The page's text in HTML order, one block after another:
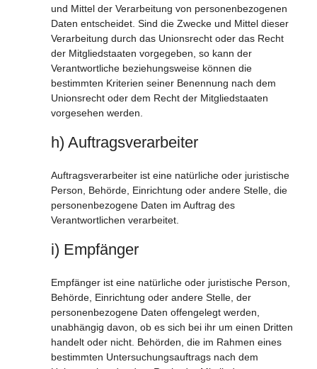
und Mittel der Verarbeitung von personenbezogenen
Daten entscheidet. Sind die Zwecke und Mittel dieser
Verarbeitung durch das Unionsrecht oder das Recht
der Mitgliedstaaten vorgegeben, so kann der
Verantwortliche beziehungsweise können die
bestimmten Kriterien seiner Benennung nach dem
Unionsrecht oder dem Recht der Mitgliedstaaten
vorgesehen werden.
h) Auftragsverarbeiter
Auftragsverarbeiter ist eine natürliche oder juristische
Person, Behörde, Einrichtung oder andere Stelle, die
personenbezogene Daten im Auftrag des
Verantwortlichen verarbeitet.
i) Empfänger
Empfänger ist eine natürliche oder juristische Person,
Behörde, Einrichtung oder andere Stelle, der
personenbezogene Daten offengelegt werden,
unabhängig davon, ob es sich bei ihr um einen Dritten
handelt oder nicht. Behörden, die im Rahmen eines
bestimmten Untersuchungsauftrags nach dem